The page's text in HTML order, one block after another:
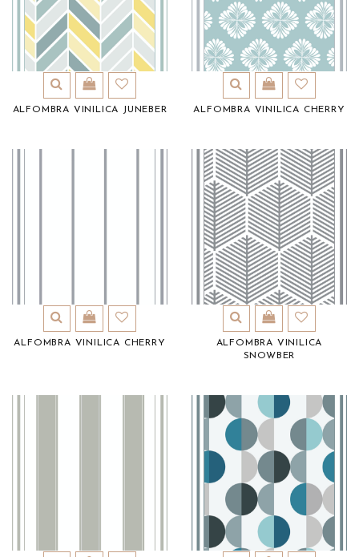
ALFOMBRA VINILICA JUNEBER ALFOMBRA VINILICA CHERRY
ALFOMBRA VINILICA CHERRY
ALFOMBRA VINILICA
SNOWBER